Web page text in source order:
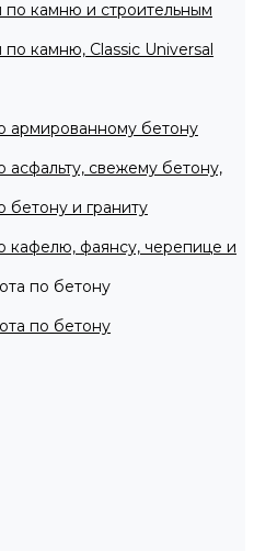
камню и строительным
камню, Classic Universal
армированному бетону
свежему бетону,
бетону и граниту
кафелю, фаянсу, черепице и
по бетону
по бетону